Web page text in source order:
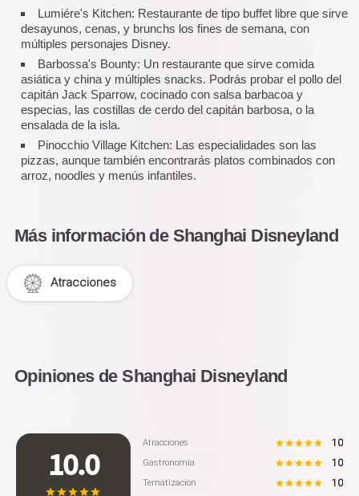
Lumiére's Kitchen: Restaurante de tipo buffet libre que sirve
desayunos, cenas, y brunchs los fines de semana, con
múltiples personajes Disney.
Barbossa's Bounty: Un restaurante que sirve comida
asiática y china y múltiples snacks. Podrás probar el pollo del
capitán Jack Sparrow, cocinado con salsa barbacoa y
especias, las costillas de cerdo del capitán barbosa, o la
ensalada de la isla.
Pinocchio Village Kitchen: Las especialidades son las
pizzas, aunque también encontrarás platos combinados con
arroz, noodles y menús infantiles.
Más información de Shanghai Disneyland
Atracciones
Opiniones de Shanghai Disneyland
10.0
Atracciones 10
Gastronomía 10
Tematización 10